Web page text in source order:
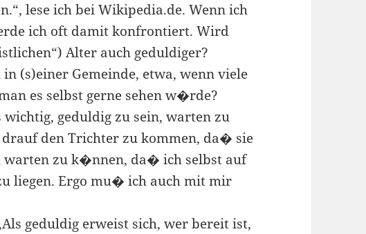
lese ich bei Wikipedia.de. Wenn ich
ich oft damit konfrontiert. Wird
Alter auch geduldiger?
(s)einer Gemeinde, etwa, wenn viele
es selbst gerne sehen w�rde?
geduldig zu sein, warten zu
den Trichter zu kommen, da� sie
warten zu k�nnen, da� ich selbst auf
liegen. Ergo mu� ich auch mit mir
geduldig erweist sich, wer bereit ist,